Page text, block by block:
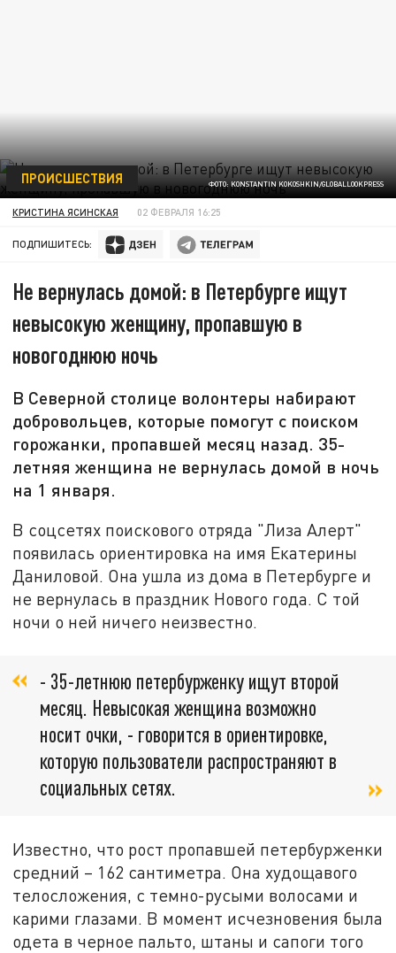
ФОТО: KONSTANTIN KOKOSHKIN/GLOBALLOOKPRESS
ПРОИСШЕСТВИЯ
КРИСТИНА ЯСИНСКАЯ 02 ФЕВРАЛЯ 16:25
ПОДПИШИТЕСЬ:
Не вернулась домой: в Петербурге ищут
невысокую женщину, пропавшую в
новогоднюю ночь
В Северной столице волонтеры набирают
добровольцев, которые помогут с поиском
горожанки, пропавшей месяц назад. 35-
летняя женщина не вернулась домой в ночь
на 1 января.
В соцсетях поискового отряда "Лиза Алерт"
появилась ориентировка на имя Екатерины
Даниловой. Она ушла из дома в Петербурге и
не вернулась в праздник Нового года. С той
ночи о ней ничего неизвестно.
- 35-летнюю петербурженку ищут второй
месяц. Невысокая женщина возможно
носит очки, - говорится в ориентировке,
которую пользователи распространяют в
социальных сетях.
Известно, что рост пропавшей петербурженки
средний – 162 сантиметра. Она худощавого
телосложения, с темно-русыми волосами и
карими глазами. В момент исчезновения была
одета в черное пальто, штаны и сапоги того